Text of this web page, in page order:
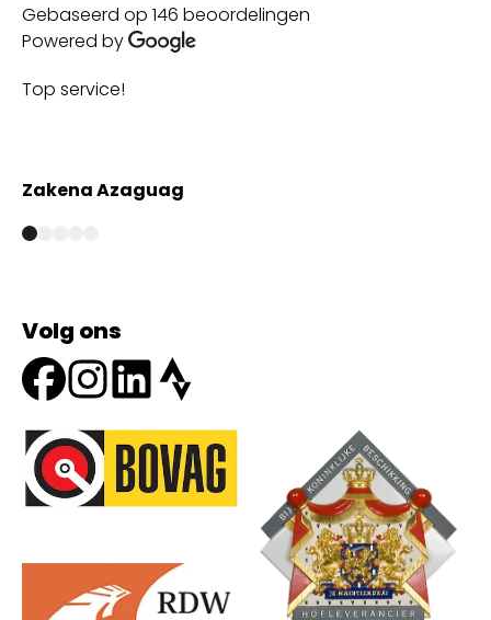
Gebaseerd op 146 beoordelingen
Powered by
Top service!
Zakena Azaguag
Volg ons
Onze partners